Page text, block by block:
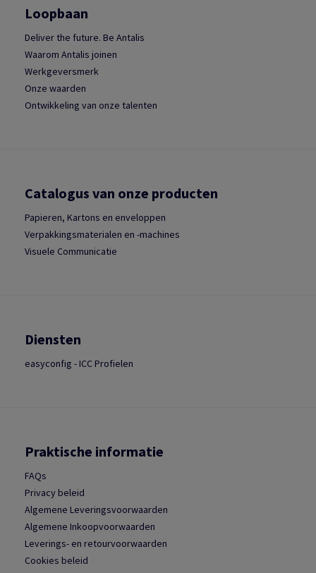
Loopbaan
Deliver the future. Be Antalis
Waarom Antalis joinen
Werkgeversmerk
Onze waarden
Ontwikkeling van onze talenten
Catalogus van onze producten
Papieren, Kartons en enveloppen
Verpakkingsmaterialen en -machines
Visuele Communicatie
Diensten
easyconfig - ICC Profielen
Praktische informatie
FAQs
Privacy beleid
Algemene Leveringsvoorwaarden
Algemene Inkoopvoorwaarden
Leverings- en retourvoorwaarden
Cookies beleid